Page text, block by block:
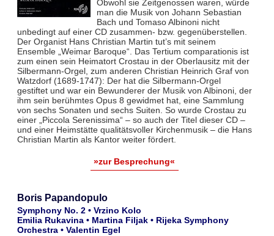
Obwohl sie Zeitgenossen waren, würde
man die Musik von Johann Sebastian
Bach und Tomaso Albinoni nicht
unbedingt auf einer CD zusammen- bzw. gegenüberstellen.
Der Organist Hans Christian Martin tut’s mit seinem
Ensemble „Weimar Baroque“. Das Tertium comparationis ist
zum einen sein Heimatort Crostau in der Oberlausitz mit der
Silbermann-Orgel, zum anderen Christian Heinrich Graf von
Watzdorf (1689-1747): Der hat die Silbermann-Orgel
gestiftet und war ein Bewunderer der Musik von Albinoni, der
ihm sein berühmtes Opus 8 gewidmet hat, eine Sammlung
von sechs Sonaten und sechs Suiten. So wurde Crostau zu
einer „Piccola Serenissima“ – so auch der Titel dieser CD –
und einer Heimstätte qualitätsvoller Kirchenmusik – die Hans
Christian Martin als Kantor weiter fördert.
»zur Besprechung«
Boris Papandopulo
Symphony No. 2 • Vrzino Kolo
Emilia Rukavina • Martina Filjak • Rijeka Symphony
Orchestra • Valentin Egel